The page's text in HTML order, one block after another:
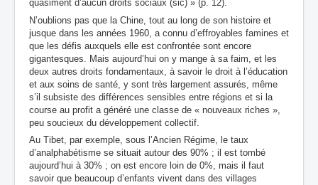
quasiment d’aucun droits sociaux (sic) » (p. 12).
N’oublions pas que la Chine, tout au long de son histoire et
jusque dans les années 1960, a connu d’effroyables famines et
que les défis auxquels elle est confrontée sont encore
gigantesques. Mais aujourd’hui on y mange à sa faim, et les
deux autres droits fondamentaux, à savoir le droit à l’éducation
et aux soins de santé, y sont très largement assurés, même
s’il subsiste des différences sensibles entre régions et si la
course au profit a généré une classe de « nouveaux riches »,
peu soucieux du développement collectif.
Au Tibet, par exemple, sous l’Ancien Régime, le taux
d’analphabétisme se situait autour des 90% ; il est tombé
aujourd’hui à 30% ; on est encore loin de 0%, mais il faut
savoir que beaucoup d’enfants vivent dans des villages